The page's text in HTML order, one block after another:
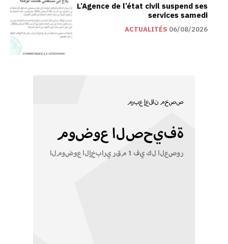
L’Agence de l’état civil suspend ses
services samedi
ACTUALITÉS 06/08/2026